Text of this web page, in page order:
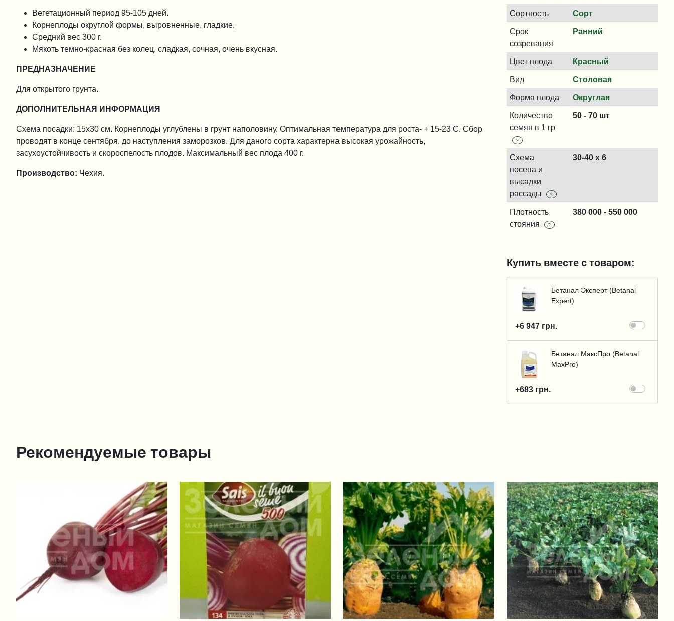
Сортность Сорт
Срок
созревания
Ранний
Цвет плода Красный
Вид Столовая
Форма плода Округлая
Количество
семян в 1 гр
?
50 - 70 шт
Схема
посева и
высадки
рассады
?
30-40 x 6
Плотность
стояния
?
380 000 - 550 000
Купить вместе с товаром:
Бетанал Эксперт (Betanal
Expert)
+6 947 грн.
Бетанал МаксПро (Betanal
MaxPro)
+683 грн.
Bегетационный период 95-105 дней.
Корнеплоды округлой формы, выровненные, гладкие,
Средний вес 300 г.
Мякоть темно-красная без колец, сладкая, сочная, очень вкусная.
ПРЕДНАЗНАЧЕНИЕ
Для открытого грунта.
ДОПОЛНИТЕЛЬНАЯ ИНФОРМАЦИЯ
Схема посадки: 15х30 см. Корнеплоды углублены в грунт наполовину. Оптимальная температура для роста- + 15-23 С. Сбор
проводят в конце сентября, до наступления заморозков. Для даного сорта характерна высокая урожайность,
засухоустойчивость и скороспелость плодов. Максимальный вес плода 400 г.
Производство: Чехия.
Рекомендуемые товары